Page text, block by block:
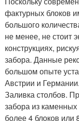
фактурных блоков
большого
не менее, не стоит
конструкциях,
забора. Данные
большом опыте
Австрии и Германии.
Заливка столбов.
забора из каменных
более 4 блоков или